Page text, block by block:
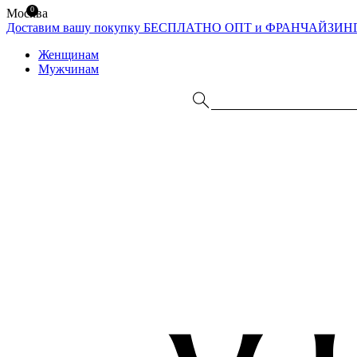
Москва
Доставим вашу покупку БЕСПЛАТНО ОПТ и
Женщинам
Мужчинам
0